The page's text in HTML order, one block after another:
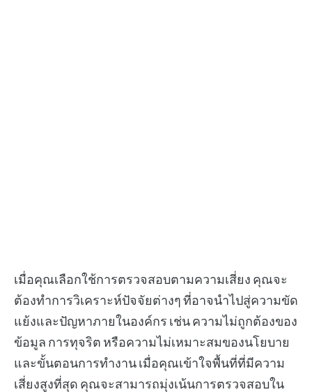
เมื่อคุณเลือกใช้การตรวจสอบตามความเสี่ยง คุณจะ
ต้องทำการวิเคราะห์ปัจจัยต่างๆ ที่อาจนำไปสู่ความขัด
แย้งและปัญหาภายในองค์กร เช่น ความไม่ถูกต้องของ
ข้อมูล การทุจริต หรือความไม่เหมาะสมของนโยบาย
และขั้นตอนการทำงาน เมื่อคุณเข้าใจพื้นที่ที่มีความ
เสี่ยงสูงที่สุด คุณจะสามารถมุ่งเน้นการตรวจสอบใน